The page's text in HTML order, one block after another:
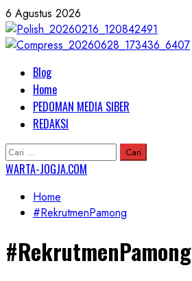
Skip
to
content
6 Agustus 2026
Primary
Menu
Blog
Home
PEDOMAN MEDIA SIBER
REDAKSI
Cari
untuk:
WARTA-JOGJA.COM
Home
#RekrutmenPamong
#RekrutmenPamong